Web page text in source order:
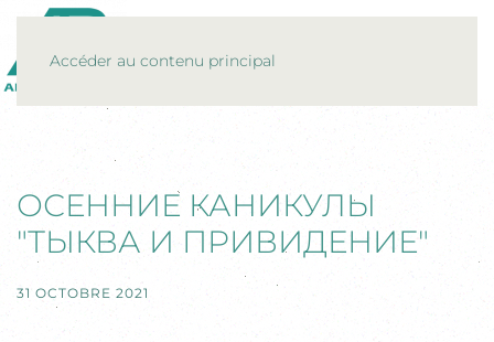
Accéder au contenu principal
ОСЕННИЕ КАНИКУЛЫ
"ТЫКВА И ПРИВИДЕНИЕ"
31 OCTOBRE 2021